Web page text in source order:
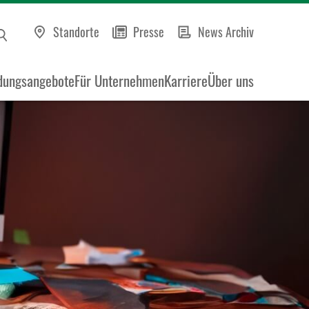
Standorte Presse News Archiv
Für UnternehmenKarriereÜber uns